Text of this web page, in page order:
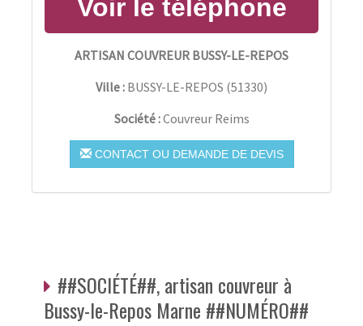
ARTISAN COUVREUR BUSSY-LE-REPOS
Ville : BUSSY-LE-REPOS (51330)
Société :Couvreur Reims
CONTACT OU DEMANDE DE DEVIS
##SOCIÉTÉ##, artisan couvreur à
Bussy-le-Repos Marne ##NUMÉRO##